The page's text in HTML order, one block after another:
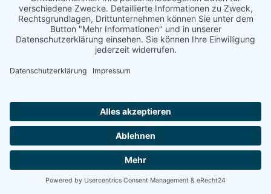
datenschutzrechtlich sicherer Drittstaat. Das bedeutet,
dass Großbritannien ein Datenschutzniveau aufweist,
das dem Datenschutzniveau in der Europäischen Union
wird eine Verbindung zu den Servern der
u. a. Ihre IP-Adresse und weitere Informationen über Ihr
Verhalten auf dieser Website an die OSMF
weitergeleitet werden. OpenStreetMap speichert hierzu
unter Umständen Cookies in Ihrem Browser oder setzt
vergleichbare Wiedererkennungstechnologien ein.